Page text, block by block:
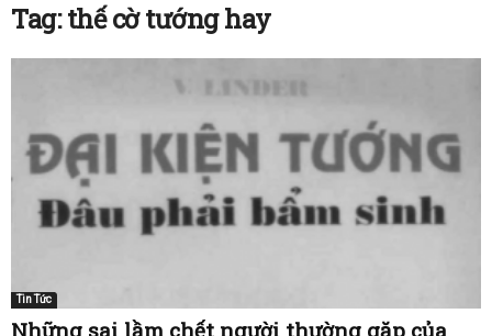
Tag: thế cờ tướng hay
Tin Tức
Những sai lầm chết người thường gặp của